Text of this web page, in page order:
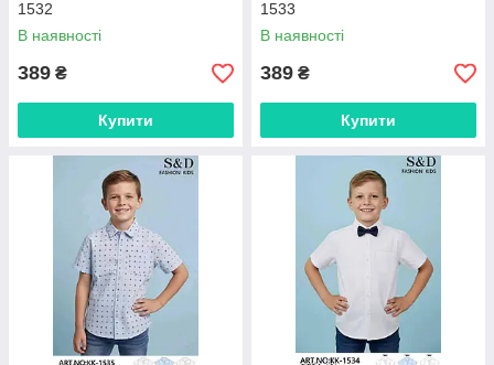
1532
В наявності
389 ₴
Купити
1533
В наявності
389 ₴
Купити